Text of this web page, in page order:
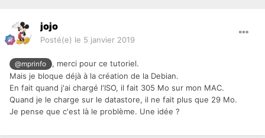
jojo
Posté(e) le 5 janvier 2019
@mprinfo
, merci pour ce tutoriel.
Mais je bloque déjà à la création de la Debian.
En fait quand j'ai chargé l'ISO, il fait 305 Mo sur mon MAC.
Quand je le charge sur le datastore, il ne fait plus que 29 Mo.
Je pense que c'est là le problème. Une idée ?